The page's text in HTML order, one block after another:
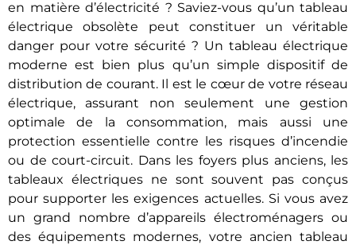
en matière d’électricité ? Saviez-vous qu’un tableau
électrique obsolète peut constituer un véritable
danger pour votre sécurité ? Un tableau électrique
moderne est bien plus qu’un simple dispositif de
distribution de courant. Il est le cœur de votre réseau
électrique, assurant non seulement une gestion
optimale de la consommation, mais aussi une
protection essentielle contre les risques d’incendie
ou de court-circuit. Dans les foyers plus anciens, les
tableaux électriques ne sont souvent pas conçus
pour supporter les exigences actuelles. Si vous avez
un grand nombre d’appareils électroménagers ou
des équipements modernes, votre ancien tableau